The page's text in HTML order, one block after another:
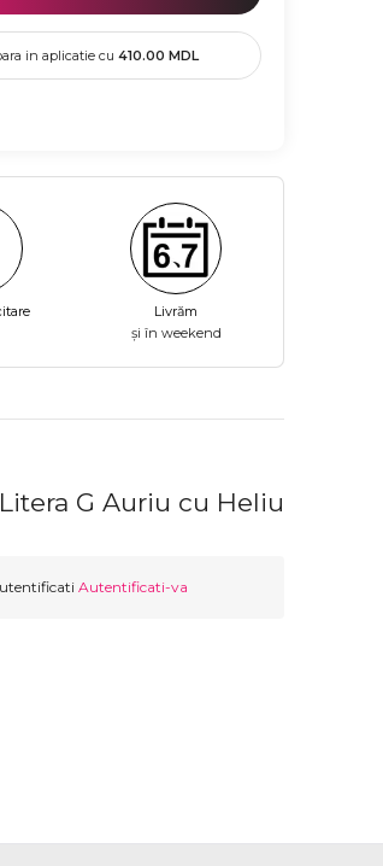
in aplicatie cu 410.00 MDL
Livrăm
și în weekend
G Auriu cu Heliu
Autentificati-va